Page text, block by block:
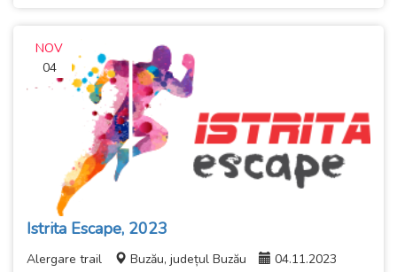
NOV
04
Istrita Escape, 2023
Alergare trail Buzău, județul Buzău 04.11.2023